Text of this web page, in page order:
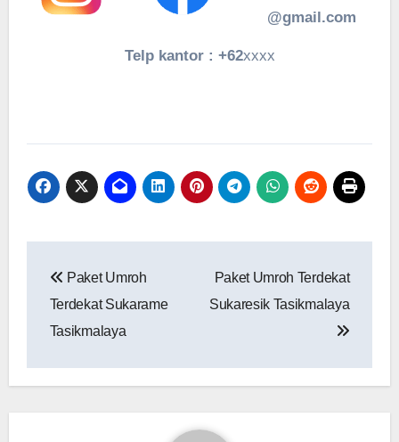
@gmail.com
Telp kantor : +62xxxx
pos
Paket Umroh
Terdekat Sukarame
Tasikmalaya
Paket Umroh Terdekat
Sukaresik Tasikmalaya